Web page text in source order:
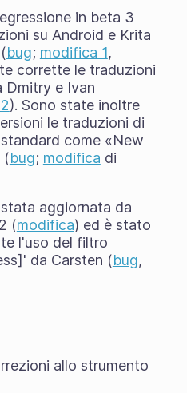
in beta 3
su Android e Krita
bug; modifica 1,
corrette le traduzioni
Dmitry e Ivan
). Sono state inoltre
le traduzioni di
come «New
(bug; modifica di
aggiornata da
(modifica) ed è stato
l'uso del filtro
da Carsten (bug,
allo strumento